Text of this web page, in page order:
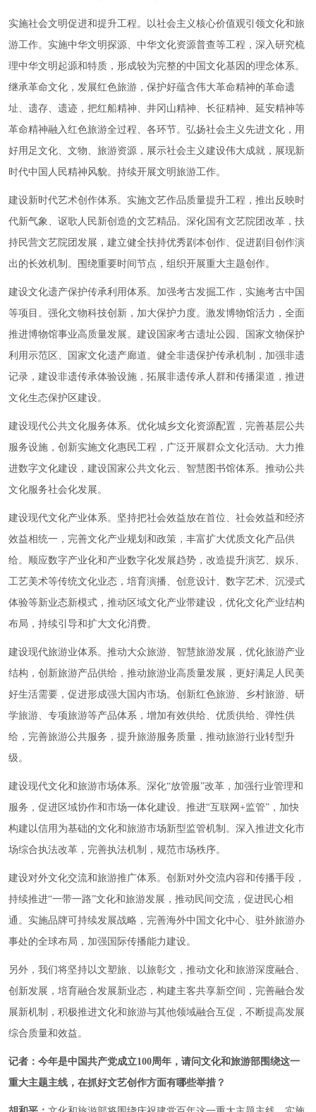
实施社会文明促进和提升工程。以社会主义核心价值观引领文化和旅
游工作。实施中华文明探源、中华文化资源普查等工程，深入研究梳
理中华文明起源和特质，形成较为完整的中国文化基因的理念体系。
继承革命文化，发展红色旅游，保护好蕴含伟大革命精神的革命遗
址、遗存、遗迹，把红船精神、井冈山精神、长征精神、延安精神等
革命精神融入红色旅游全过程、各环节。弘扬社会主义先进文化，用
好用足文化、文物、旅游资源，展示社会主义建设伟大成就，展现新
时代中国人民精神风貌。持续开展文明旅游工作。
建设新时代艺术创作体系。实施文艺作品质量提升工程，推出反映时
代新气象、讴歌人民新创造的文艺精品。深化国有文艺院团改革，扶
持民营文艺院团发展，建立健全扶持优秀剧本创作、促进剧目创作演
出的长效机制。围绕重要时间节点，组织开展重大主题创作。
建设文化遗产保护传承利用体系。加强考古发掘工作，实施考古中国
等项目。强化文物科技创新，加大保护力度。激发博物馆活力，全面
推进博物馆事业高质量发展。建设国家考古遗址公园、国家文物保护
利用示范区、国家文化遗产廊道。健全非遗保护传承机制，加强非遗
记录，建设非遗传承体验设施，拓展非遗传承人群和传播渠道，推进
文化生态保护区建设。
建设现代公共文化服务体系。优化城乡文化资源配置，完善基层公共
服务设施，创新实施文化惠民工程，广泛开展群众文化活动。大力推
进数字文化建设，建设国家公共文化云、智慧图书馆体系。推动公共
文化服务社会化发展。
建设现代文化产业体系。坚持把社会效益放在首位、社会效益和经济
效益相统一，完善文化产业规划和政策，丰富扩大优质文化产品供
给。顺应数字产业化和产业数字化发展趋势，改造提升演艺、娱乐、
工艺美术等传统文化业态，培育演播、创意设计、数字艺术、沉浸式
体验等新业态新模式，推动区域文化产业带建设，优化文化产业结构
布局，持续引导和扩大文化消费。
建设现代旅游业体系。推动大众旅游、智慧旅游发展，优化旅游产业
结构，创新旅游产品供给，推动旅游业高质量发展，更好满足人民美
好生活需要，促进形成强大国内市场。创新红色旅游、乡村旅游、研
学旅游、专项旅游等产品体系，增加有效供给、优质供给、弹性供
给，完善旅游公共服务，提升旅游服务质量，推动旅游行业转型升
级。
建设现代文化和旅游市场体系。深化“放管服”改革，加强行业管理和
服务，促进区域协作和市场一体化建设。推进“互联网+监管”，加快
构建以信用为基础的文化和旅游市场新型监管机制。深入推进文化市
场综合执法改革，完善执法机制，规范市场秩序。
建设对外文化交流和旅游推广体系。创新对外交流内容和传播手段，
持续推进“一带一路”文化和旅游发展，推动民间交流，促进民心相
通。实施品牌可持续发展战略，完善海外中国文化中心、驻外旅游办
事处的全球布局，加强国际传播能力建设。
另外，我们将坚持以文塑旅、以旅彰文，推动文化和旅游深度融合、
创新发展，培育融合发展新业态，构建主客共享新空间，完善融合发
展新机制，积极推进文化和旅游与其他领域融合互促，不断提高发展
综合质量和效益。
记者：今年是中国共产党成立100周年，请问文化和旅游部围绕这一
重大主题主线，在抓好文艺创作方面有哪些举措？